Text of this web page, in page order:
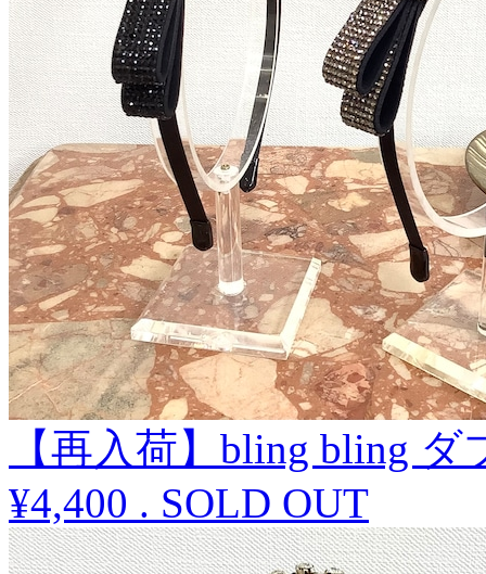
【再入荷】bling bling
¥4,400 . SOLD OUT